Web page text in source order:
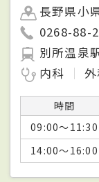
長野県小
0268-88-
別所温泉
内科
時間
09:00～11:30
14:00～16:00